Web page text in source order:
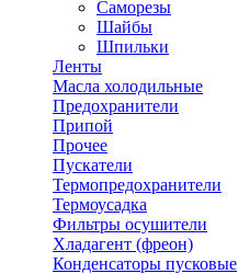
Саморезы
Шайбы
Шпильки
Ленты
Масла холодильные
Предохранители
Припой
Прочее
Пускатели
Термопредохранители
Термоусадка
Фильтры осушители
Хладагент (фреон)
Конденсаторы пусковые